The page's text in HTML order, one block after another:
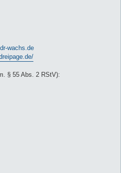
wachs.de
§ 55 Abs. 2 RStV):